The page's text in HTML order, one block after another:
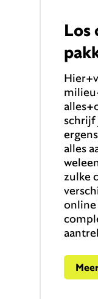
Los
schrijf
alles
zulke